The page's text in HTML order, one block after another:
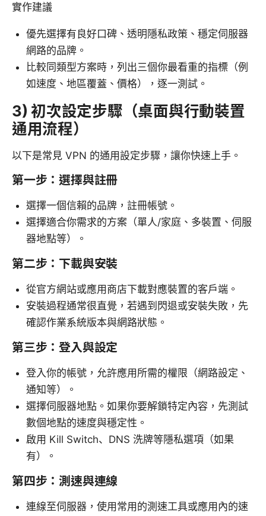
實作建議
優先選擇有良好口碑、透明隱私政策、穩定伺服器
網路的品牌。
比較同類型方案時，列出三個你最看重的指標（例
如速度、地區覆蓋、價格），逐一測試。
3) 初次設定步驟（桌面與行動裝置
通用流程）
以下是常見 VPN 的通用設定步驟，讓你快速上手。
第一步：選擇與註冊
選擇一個信賴的品牌，註冊帳號。
選擇適合你需求的方案（單人/家庭、多裝置、伺服
器地點等）。
第二步：下載與安裝
從官方網站或應用商店下載對應裝置的客戶端。
安裝過程通常很直覺，若遇到閃退或安裝失敗，先
確認作業系統版本與網路狀態。
第三步：登入與設定
登入你的帳號，允許應用所需的權限（網路設定、
通知等）。
選擇伺服器地點。如果你要解鎖特定內容，先測試
數個地點的速度與穩定性。
啟用 Kill Switch、DNS 洗牌等隱私選項（如果
有）。
第四步：測速與連線
連線至伺服器，使用常用的測速工具或應用內的速